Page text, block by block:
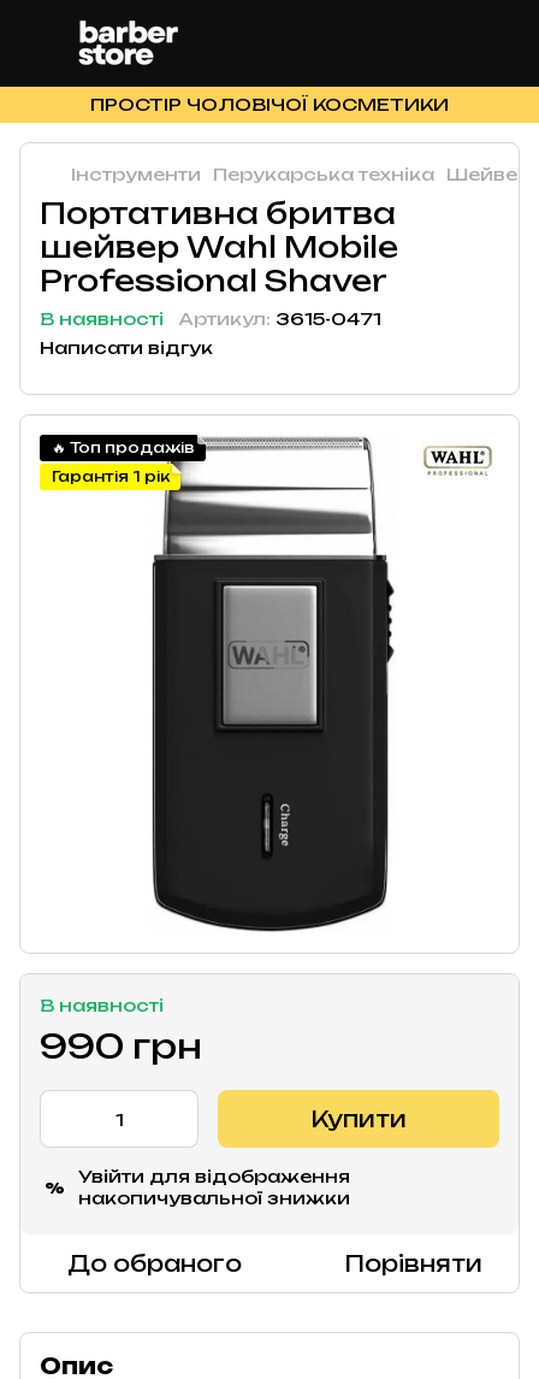
ПРОСТІР ЧОЛОВІЧОЇ КОСМЕТИКИ
Інструменти Перукарська техніка Шейвер
Портативна бритва
шейвер Wahl Mobile
Professional Shaver
В наявності Артикул: 3615-0471
Написати відгук
🔥 Топ продажів
Гарантія 1 рік
В наявності
990 грн
Купити
%
Увійти для відображення
накопичувальної знижки
До обраного Порівняти
Опис